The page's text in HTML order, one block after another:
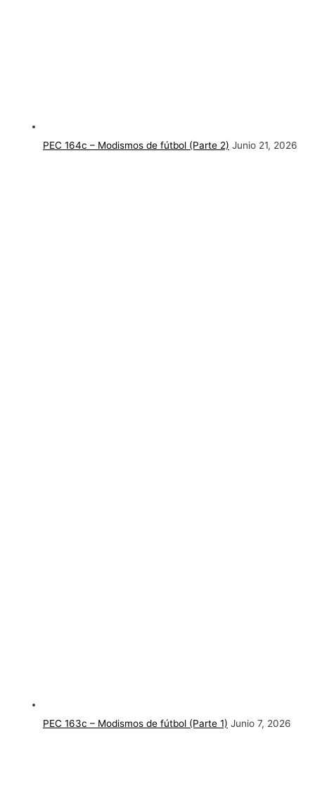
PEC 164c – Modismos de fútbol (Parte 2) Junio 21, 2026
PEC 163c – Modismos de fútbol (Parte 1) Junio 7, 2026